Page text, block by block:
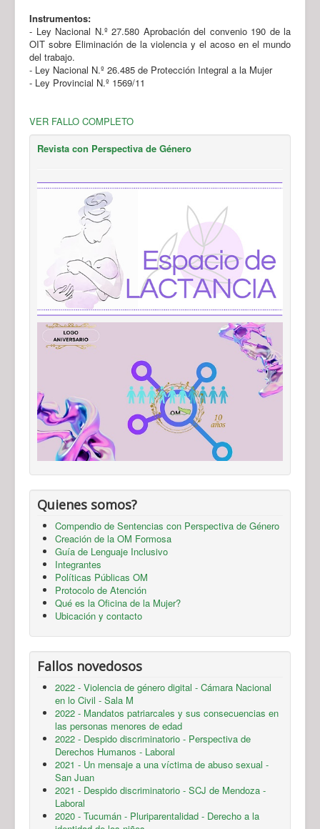
Instrumentos:
- Ley Nacional N.º 27.580 Aprobación del convenio 190 de la
OIT sobre Eliminación de la violencia y el acoso en el mundo
del trabajo.
- Ley Nacional N.º 26.485 de Protección Integral a la Mujer
- Ley Provincial N.º 1569/11
VER FALLO COMPLETO
Revista con Perspectiva de Género
Quienes somos?
Compendio de Sentencias con Perspectiva de Género
Creación de la OM Formosa
Guía de Lenguaje Inclusivo
Integrantes
Políticas Públicas OM
Protocolo de Atención
Qué es la Oficina de la Mujer?
Ubicación y contacto
Fallos novedosos
2022 - Violencia de género digital - Cámara Nacional
en lo Civil - Sala M
2022 - Mandatos patriarcales y sus consecuencias en
las personas menores de edad
2022 - Despido discriminatorio - Perspectiva de
Derechos Humanos - Laboral
2021 - Un mensaje a una víctima de abuso sexual -
San Juan
2021 - Despido discriminatorio - SCJ de Mendoza -
Laboral
2020 - Tucumán - Pluriparentalidad - Derecho a la